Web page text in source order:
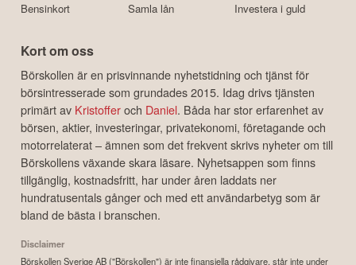
Bensinkort
Samla lån
Investera i guld
Kort om oss
Börskollen är en prisvinnande nyhetstidning och tjänst för
börsintresserade som grundades 2015. Idag drivs tjänsten
primärt av Kristofferoch Daniel. Båda har stor erfarenhet av
börsen, aktier, investeringar, privatekonomi, företagande och
motorrelaterat – ämnen som det frekvent skrivs nyheter om till
Börskollens växande skara läsare. Nyhetsappen som finns
tillgänglig, kostnadsfritt, har under åren laddats ner
hundratusentals gånger och med ett användarbetyg som är
bland de bästa i branschen.
Disclaimer
Börskollen Sverige AB ("Börskollen") är inte finansiella rådgivare, står inte under